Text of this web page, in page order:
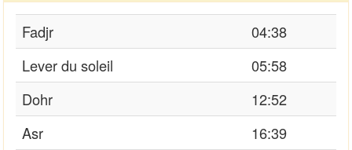
Fadjr
04:38
Lever du soleil
05:58
Dohr
12:52
Asr
16:39